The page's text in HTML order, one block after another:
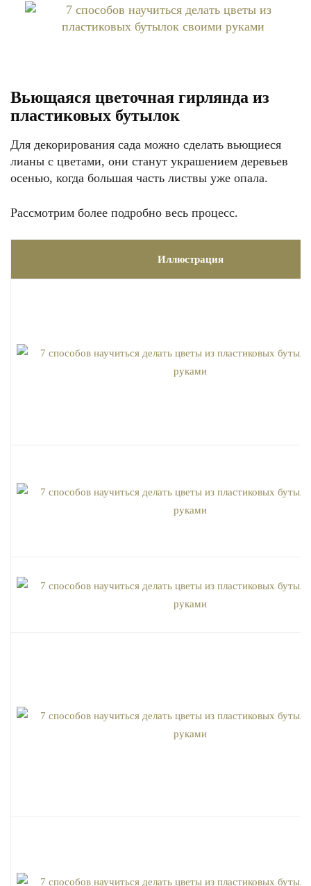
Вьющаяся цветочная гирлянда из
пластиковых бутылок
Для декорирования сада можно сделать вьющиеся
лианы с цветами, они станут украшением деревьев
осенью, когда большая часть листвы уже опала.
Рассмотрим более подробно весь процесс.
Иллюстрация